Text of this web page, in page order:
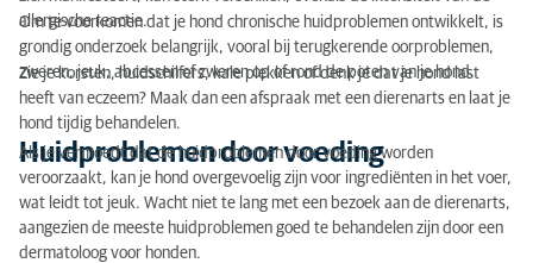
allergische reactie.
Om te voorkomen dat je hond chronische huidproblemen ontwikkelt, is
grondig onderzoek belangrijk, vooral bij terugkerende oorproblemen,
zweren, jeuk, abcessen of zweren op of rond de poten van je hond.
Zie je korsten, huidschilfers, kale plekken of denk je dat je hond last
heeft van eczeem? Maak dan een afspraak met een dierenarts en laat je
hond tijdig behandelen.
Huidproblemen door voeding
Als je vermoedt dat de huidproblemen door voeding worden
veroorzaakt, kan je hond overgevoelig zijn voor ingrediënten in het voer,
wat leidt tot jeuk. Wacht niet te lang met een bezoek aan de dierenarts,
aangezien de meeste huidproblemen goed te behandelen zijn door een
dermatoloog voor honden.